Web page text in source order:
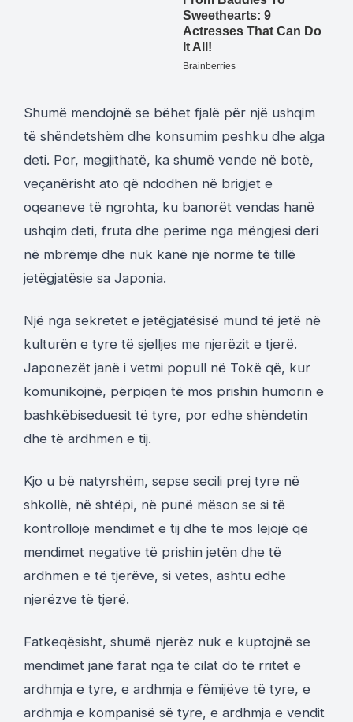
Shumë mendojnë se bëhet fjalë për një ushqim
të shëndetshëm dhe konsumim peshku dhe alga
deti. Por, megjithatë, ka shumë vende në botë,
veçanërisht ato që ndodhen në brigjet e
oqeaneve të ngrohta, ku banorët vendas hanë
ushqim deti, fruta dhe perime nga mëngjesi deri
në mbrëmje dhe nuk kanë një normë të tillë
jetëgjatësie sa Japonia.
Një nga sekretet e jetëgjatësisë mund të jetë në
kulturën e tyre të sjelljes me njerëzit e tjerë.
Japonezët janë i vetmi popull në Tokë që, kur
komunikojnë, përpiqen të mos prishin humorin e
bashkëbiseduesit të tyre, por edhe shëndetin
dhe të ardhmen e tij.
Kjo u bë natyrshëm, sepse secili prej tyre në
shkollë, në shtëpi, në punë mëson se si të
kontrollojë mendimet e tij dhe të mos lejojë që
mendimet negative të prishin jetën dhe të
ardhmen e të tjerëve, si vetes, ashtu edhe
njerëzve të tjerë.
Fatkeqësisht, shumë njerëz nuk e kuptojnë se
mendimet janë farat nga të cilat do të rritet e
ardhmja e tyre, e ardhmja e fëmijëve të tyre, e
ardhmja e kompanisë së tyre, e ardhmja e vendit